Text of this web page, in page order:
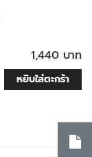
1,440 บาท
หยิบใส่ตะกร้า